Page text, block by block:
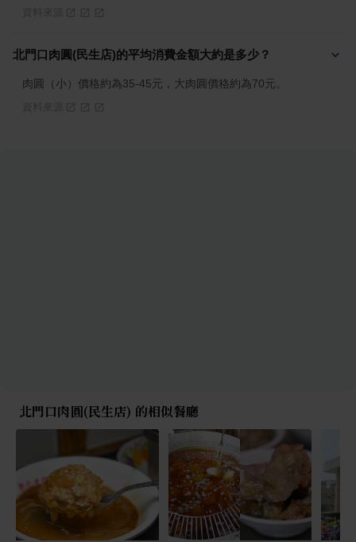
北門口肉圓(民生店)的平均消費金額大約是多少？
肉圓（小）價格約為35-45元，大肉圓價格約為70元。
北門口肉圓(民生店) 的相似餐廳